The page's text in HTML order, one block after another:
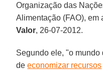
Organização das
Alimentação (FAO), em
Valor, 26-07-2012.
Segundo ele, "o
deeconomizar recursos